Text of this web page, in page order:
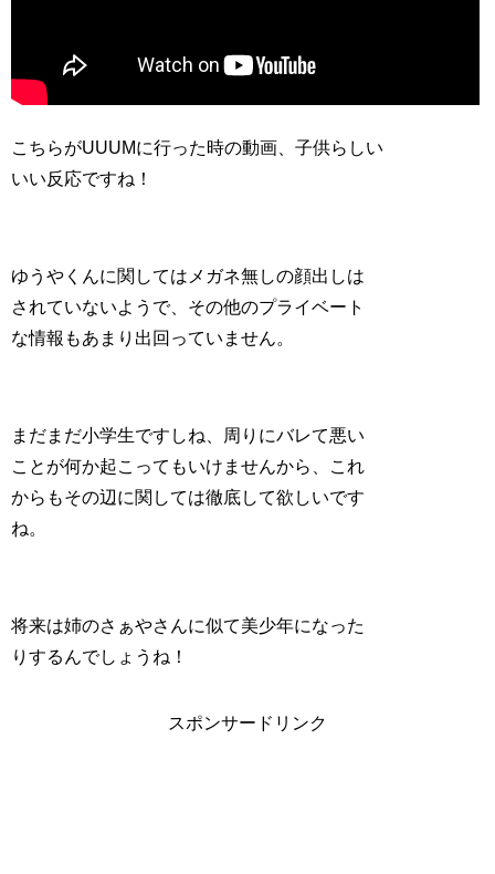
こちらがUUUMに行った時の動画、子供らしい
いい反応ですね！
ゆうやくんに関してはメガネ無しの顔出しは
されていないようで、その他のプライベート
な情報もあまり出回っていません。
まだまだ小学生ですしね、周りにバレて悪い
ことが何か起こってもいけませんから、これ
からもその辺に関しては徹底して欲しいです
ね。
将来は姉のさぁやさんに似て美少年になった
りするんでしょうね！
スポンサードリンク